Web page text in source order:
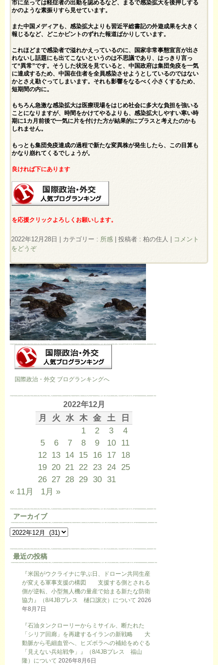
市に至っては軽症者の出勤を認めるなど、まるで感染拡大を後押しする
かのような素振りすら見せています。
また中国メディアも、感染拡大よりも習近平総書記の外遊成果を大きく
報じるなど、どこかピントのずれた報道ばかりしています。
これほどまで感染者で溢れかえっているのに、国家非常事態宣言が出さ
れないし話題にも出てこないというのは不思議であり、はっきり言っ
て“異常”です。そうした状況を見ていると、中国政府は集団免疫を一気
に達成するため、中国在住者を全員感染させようとしているのではない
かとさえ勘ぐってしまいます。それも影響をなるべく小さくするため、
短期間の内に。
もちろん急激な感染拡大は医療現場をはじめ社会に多大な負担を強いる
ことになりますが、時間をかけてやるよりも、感染拡大しやすい寒い時
期に1カ月前後で一気に片を付けた方が結果的にプラスと考えたのかも
しれません。
もっとも集団免疫達成の過程で新たな変異株が発生したら、この目算も
かなり崩れてくるでしょうが。
良ければ下にあります
を応援クリックよろしくお願いします。
2022年12月28日 カテゴリー : 所感 投稿者 : 柏の住人
コメント
をどうぞ
国際政治・外交 ブログランキングへ
2022年12月
月 火 水 木 金 土
日
1
2 3
4
5
6 7 8 9 10
11
12 13 14 15 16 17
18
19 20 21 22 23 24
25
26 27 28 29 30 31
« 11月
1月 »
アーカイブ
最近の投稿
『米国がウクライナに学ぶ日、ドローン共同生産
が変える軍事支援の構図 支援する側とされる
側が逆転、小型無人機の量産で始まる新たな防衛
協力』（8/4JBプレス 樋口譲次）について 2026
年8月7日
『石油タンクローリーからミサイル、断たれた
「シリア回廊」を再建するイランの新戦略 大
動脈から毛細血管へ、ヒズボラへの補給をめぐる
「見えない兵站戦争」』（8/4JBプレス 福山
隆）について 2026年8月6日